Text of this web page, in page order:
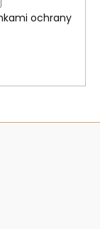
ochrany